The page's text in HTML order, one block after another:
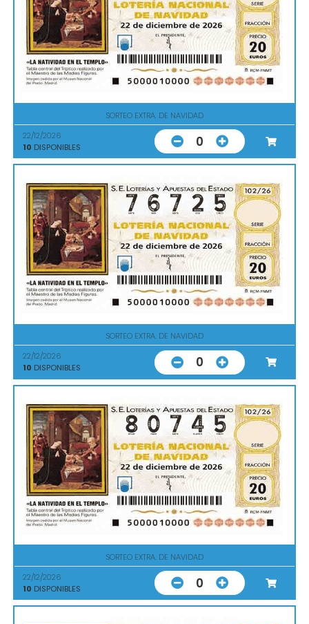
SORTEO EXTRA. DE NAVIDAD
22/12/2026
10 DISPONIBLES 0
SORTEO EXTRA. DE NAVIDAD
22/12/2026
10 DISPONIBLES 0
SORTEO EXTRA. DE NAVIDAD
22/12/2026
10 DISPONIBLES 0